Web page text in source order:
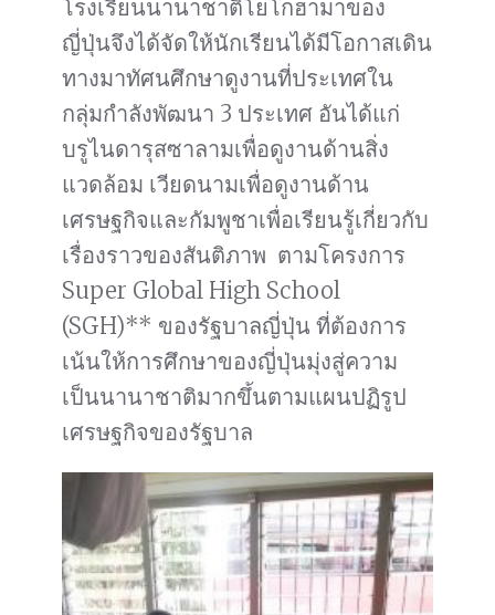
โรงเรียนนานาชาติโยโกฮามาของ
ญี่ปุ่นจึงได้จัดให้นักเรียนได้มีโอกาสเดิน
ทางมาทัศนศึกษาดูงานที่ประเทศใน
กลุ่มกำลังพัฒนา 3 ประเทศ อันได้แก่
บรูไนดารุสซาลามเพื่อดูงานด้านสิ่ง
แวดล้อม เวียดนามเพื่อดูงานด้าน
เศรษฐกิจและกัมพูชาเพื่อเรียนรู้เกี่ยวกับ
เรื่องราวของสันติภาพ ตามโครงการ
Super Global High School
(SGH)** ของรัฐบาลญี่ปุ่น ที่ต้องการ
เน้นให้การศึกษาของญี่ปุ่นมุ่งสู่ความ
เป็นนานาชาติมากขึ้นตามแผนปฏิรูป
เศรษฐกิจของรัฐบาล